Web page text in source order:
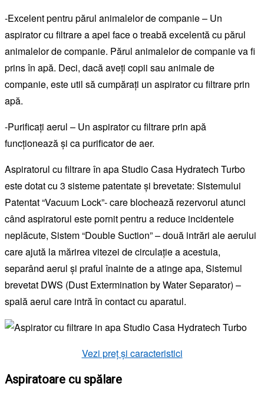
-Excelent pentru părul animalelor de companie – Un
aspirator cu filtrare a apei face o treabă excelentă cu părul
animalelor de companie. Părul animalelor de companie va fi
prins în apă. Deci, dacă aveți copii sau animale de
companie, este util să cumpărați un aspirator cu filtrare prin
apă.
-Purificați aerul – Un aspirator cu filtrare prin apă
funcționează și ca purificator de aer.
Aspiratorul cu filtrare în apa Studio Casa Hydratech Turbo
este dotat cu 3 sisteme patentate și brevetate: Sistemului
Patentat “Vacuum Lock”- care blochează rezervorul atunci
când aspiratorul este pornit pentru a reduce incidentele
neplăcute, Sistem “Double Suction” – două intrări ale aerului
care ajută la mărirea vitezei de circulație a acestuia,
separând aerul și praful înainte de a atinge apa, Sistemul
brevetat DWS (Dust Extermination by Water Separator) –
spală aerul care intră în contact cu aparatul.
Vezi preț și caracteristici
Aspiratoare cu spălare